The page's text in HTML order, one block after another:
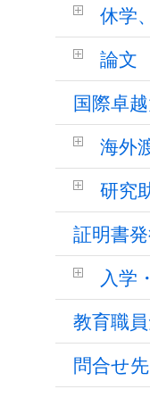
休学
論文
国際卓
海外
研究
証明書
入学
教育職
問合せ先